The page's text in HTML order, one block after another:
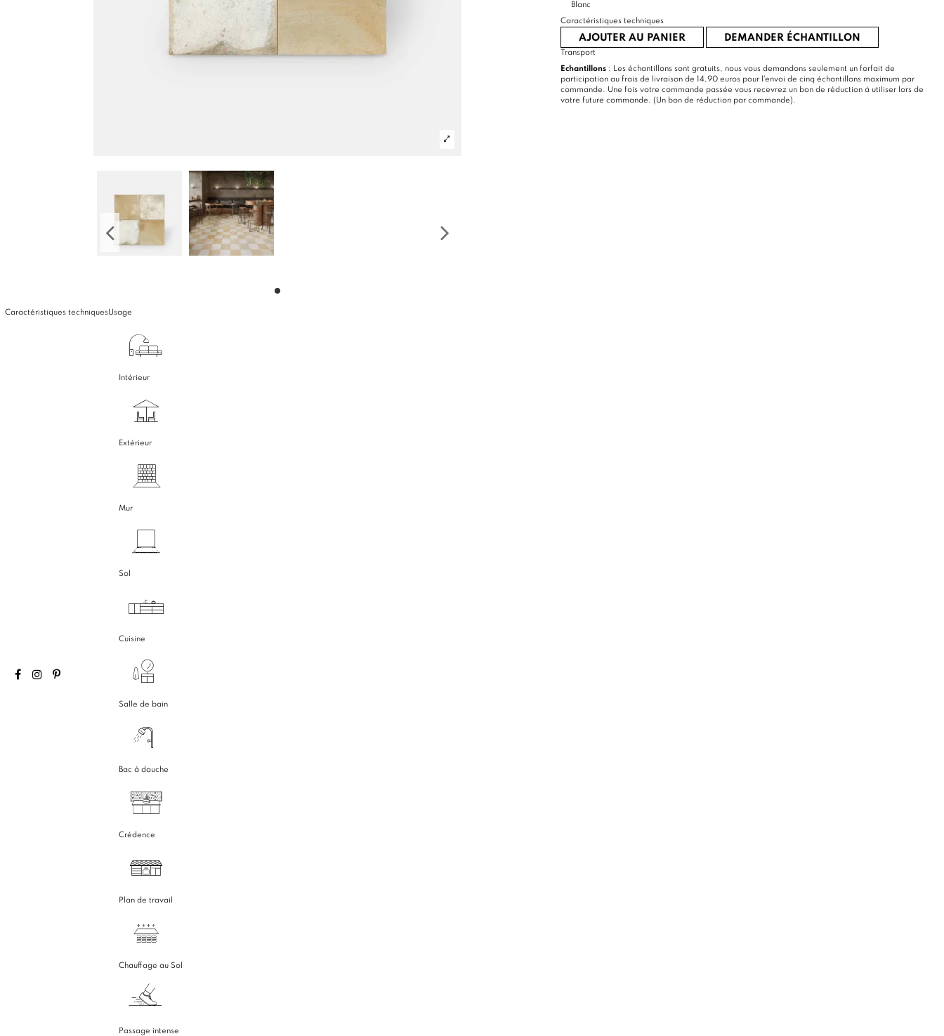
Blanc
Caractéristiques techniques
AJOUTER AU PANIER DEMANDER ÉCHANTILLON
Transport
Echantillons: Les échantillons sont gratuits, nous vous demandons seulement un forfait de
participation au frais de livraison de 14,90 euros pour l'envoi de cinq échantillons maximum par
commande. Une fois votre commande passée vous recevrez un bon de réduction à utiliser lors de
votre future commande. (Un bon de réduction par commande).
Caractéristiques techniquesUsage
Intérieur
Extérieur
Mur
Sol
Cuisine
Salle de bain
Bac à douche
Crédence
Plan de travail
Chauffage au Sol
Passage intense